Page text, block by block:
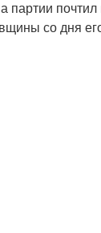
партии
со дня